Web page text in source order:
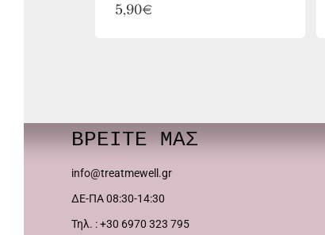
5,90€
ΒΡΕΙΤΕ ΜΑΣ
info@treatmewell.gr
ΔΕ-ΠΑ 08:30-14:30
Τηλ. : +30 6970 323 795